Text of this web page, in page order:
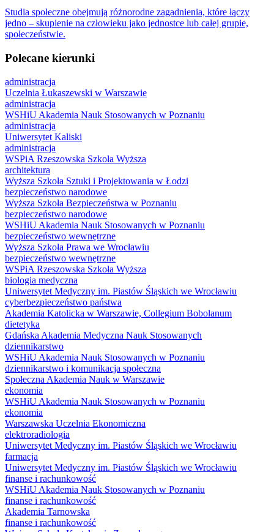
Studia społeczne obejmują różnorodne zagadnienia, które łączy
jedno – skupienie na człowieku jako jednostce lub całej grupie,
społeczeństwie.
Polecane kierunki
administracja
Uczelnia Łukaszewski w Warszawie
administracja
WSHiU Akademia Nauk Stosowanych w Poznaniu
administracja
Uniwersytet Kaliski
administracja
WSPiA Rzeszowska Szkoła Wyższa
architektura
Wyższa Szkoła Sztuki i Projektowania w Łodzi
bezpieczeństwo narodowe
Wyższa Szkoła Bezpieczeństwa w Poznaniu
bezpieczeństwo narodowe
WSHiU Akademia Nauk Stosowanych w Poznaniu
bezpieczeństwo wewnętrzne
Wyższa Szkoła Prawa we Wrocławiu
bezpieczeństwo wewnętrzne
WSPiA Rzeszowska Szkoła Wyższa
biologia medyczna
Uniwersytet Medyczny im. Piastów Śląskich we Wrocławiu
cyberbezpieczeństwo państwa
Akademia Katolicka w Warszawie, Collegium Bobolanum
dietetyka
Gdańska Akademia Medyczna Nauk Stosowanych
dziennikarstwo
WSHiU Akademia Nauk Stosowanych w Poznaniu
dziennikarstwo i komunikacja społeczna
Społeczna Akademia Nauk w Warszawie
ekonomia
WSHiU Akademia Nauk Stosowanych w Poznaniu
ekonomia
Warszawska Uczelnia Ekonomiczna
elektroradiologia
Uniwersytet Medyczny im. Piastów Śląskich we Wrocławiu
farmacja
Uniwersytet Medyczny im. Piastów Śląskich we Wrocławiu
finanse i rachunkowość
WSHiU Akademia Nauk Stosowanych w Poznaniu
finanse i rachunkowość
Akademia Tarnowska
finanse i rachunkowość